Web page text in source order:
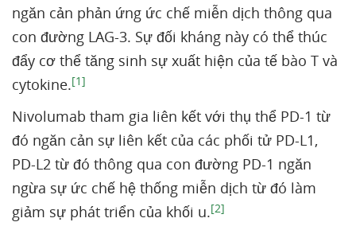
ngăn cản phản ứng ức chế miễn dịch thông qua
con đường LAG-3. Sự đối kháng này có thể thúc
đẩy cơ thể tăng sinh sự xuất hiện của tế bào T và
cytokine.[1]
Nivolumab tham gia liên kết với thụ thể PD-1 từ
đó ngăn cản sự liên kết của các phối tử PD-L1,
PD-L2 từ đó thông qua con đường PD-1 ngăn
ngừa sự ức chế hệ thống miễn dịch từ đó làm
giảm sự phát triển của khối u.[2]